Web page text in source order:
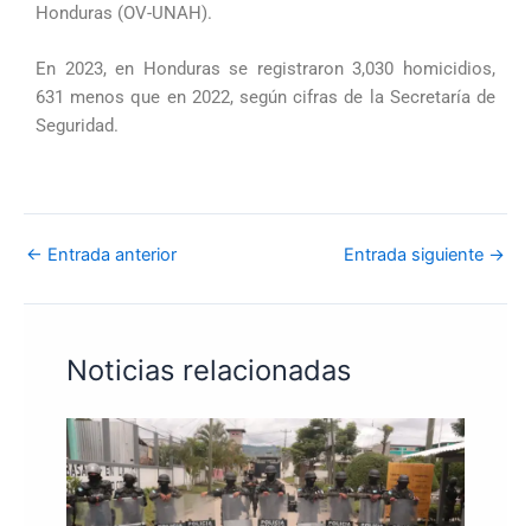
Honduras (OV-UNAH).
En 2023, en Honduras se registraron 3,030 homicidios,
631 menos que en 2022, según cifras de la Secretaría de
Seguridad.
← Entrada anterior Entrada siguiente →
Noticias relacionadas